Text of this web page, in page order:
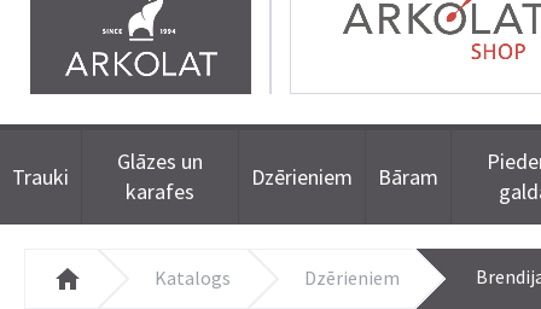
Trauki
Glāzes un
karafes
Dzērieniem Bāram
Katalogs Dzērieniem